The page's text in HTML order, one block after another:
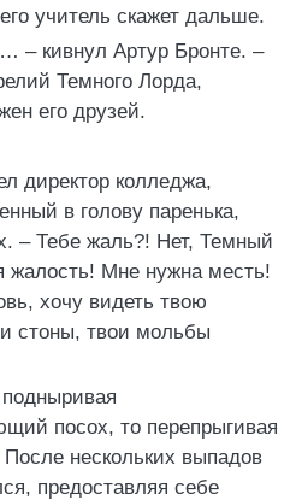
учитель скажет дальше.
– кивнул Артур Бронте. –
Темного Лорда,
его друзей.
директор колледжа,
в голову паренька,
– Тебе жаль?! Нет, Темный
жалость! Мне нужна месть!
хочу видеть твою
стоны, твои мольбы
посох, то перепрыгивая
После нескольких выпадов
предоставляя себе